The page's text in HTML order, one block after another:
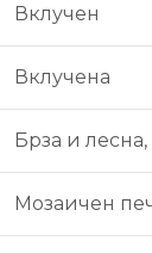
Вклучен
Вклучена
Брза и лесна,
Мозаичен